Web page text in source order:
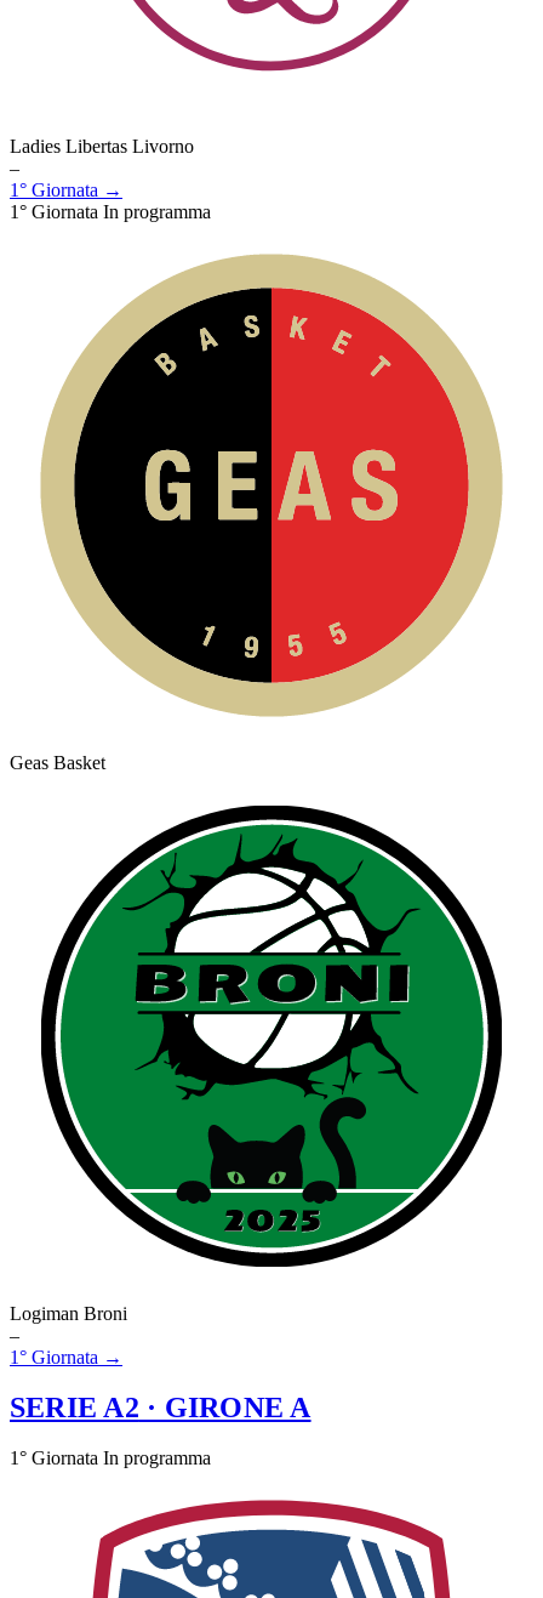
Ladies Libertas Livorno
–
1° Giornata →
1° Giornata In programma
Geas Basket
Logiman Broni
–
1° Giornata →
SERIE A2 · GIRONE A
1° Giornata In programma